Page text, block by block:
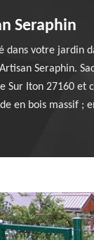
Seraphin
votre jardin
Seraphin.
Sur Iton 27160
en bois massif ;